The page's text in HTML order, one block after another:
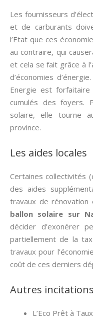
Les fournisseurs
et de carburants
l’Etat que ces
au contraire, qui
et cela se fait grâce à
d’économies
Energie est
cumulés des foyers.
solaire, elle tourne
province.
Les aides locales
Certaines collectivités
des aides
travaux de rénovation
ballon solaire sur
décider d’exonérer
partiellement de la
travaux pour
coût de ces derniers
Autres incitations
L’Eco Prêt à